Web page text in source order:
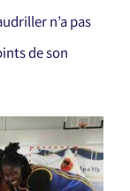
n’a pas
de son